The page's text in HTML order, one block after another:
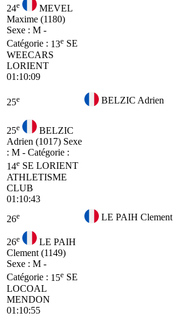
24e
MEVEL
Maxime (1180)
Sexe : M -
Catégorie : 13e SE
WEECARS
LORIENT
01:10:09
25e BELZIC Adrien
25e
BELZIC
Adrien (1017) Sexe
: M - Catégorie :
14e SE LORIENT
ATHLETISME
CLUB
01:10:43
26e LE PAIH Clement
26e
LE PAIH
Clement (1149)
Sexe : M -
Catégorie : 15e SE
LOCOAL
MENDON
01:10:55